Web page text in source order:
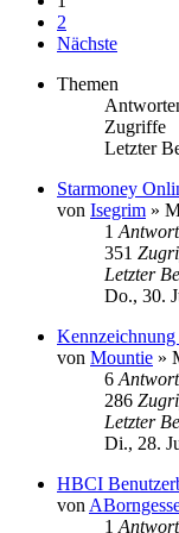
2
Nächste
Themen
Zugriffe
Letzter
Starmoney
von Isegrim »
1
351
Letzter
Do., 30.
Kennzeichnung
von Mountie »
6
286
Letzter
Di., 28.
HBCI
von
1